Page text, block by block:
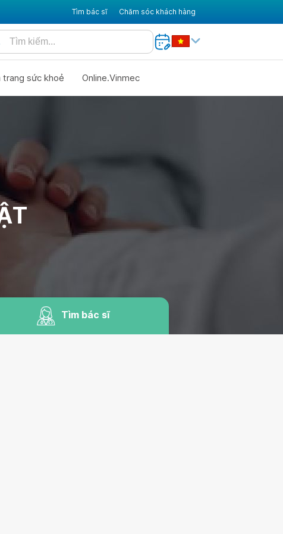
Tìm bác sĩ Chăm sóc khách hàng
trang sức khoẻ Online.Vinmec
Tìm bác sĩ